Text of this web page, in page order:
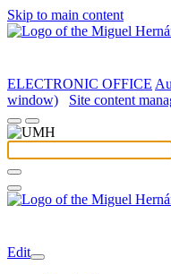
Skip to main content
ELECTRONIC OFFICE
window)
Site content
Edit